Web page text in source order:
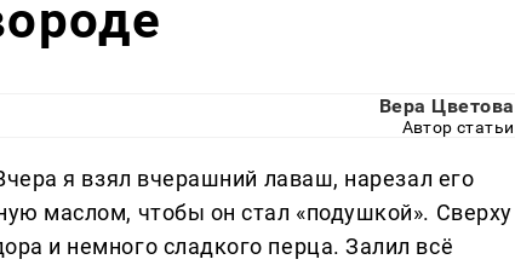
Вера Цветова
Автор статьи
я взял вчерашний лаваш, нарезал его
маслом, чтобы он стал «подушкой». Сверху
и немного сладкого перца. Залил всё